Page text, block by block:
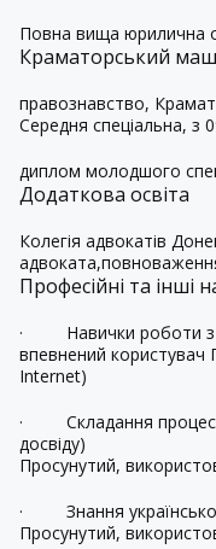
Повна вища юрилична
Краматорський
правознавство,
Середня спеціальна, з
диплом молодшого
Додаткова освіта
Колегія адвокатів
Професійні та інші
·
Навички роботи
впевнений користувач
Internet)
·
Складання
досвіду)
Просунутий,
·
Знання
Просунутий,